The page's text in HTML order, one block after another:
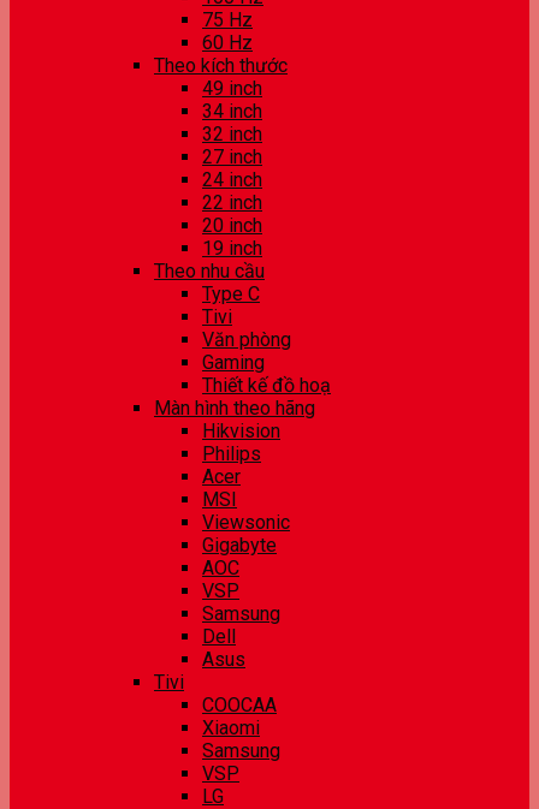
75 Hz
60 Hz
Theo kích thước
49 inch
34 inch
32 inch
27 inch
24 inch
22 inch
20 inch
19 inch
Theo nhu cầu
Type C
Tivi
Văn phòng
Gaming
Thiết kế đồ hoạ
Màn hình theo hãng
Hikvision
Philips
Acer
MSI
Viewsonic
Gigabyte
AOC
VSP
Samsung
Dell
Asus
Tivi
COOCAA
Xiaomi
Samsung
VSP
LG